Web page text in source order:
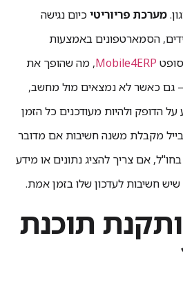
מערכת פריוריטיכיום נגישה
הסמארטפונים באמצעות
Mobile4ERP, מה שהופך את
– גם כאשר לא נמצאים מול מחשב,
הדופק ולהיות מעודכנים כל הזמן
מקבלת משנה חשיבות אם מדובר
אם צריך להציג נתונים או מידע
שיש חשיבות לעדכון שלו בזמן אמת.
תוכנת